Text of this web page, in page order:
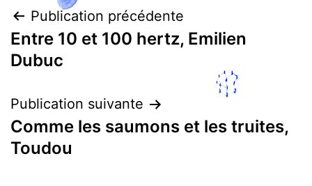
Navigation
de
Publication précédente
Entre 10 et 100 hertz, Emilien
Dubuc
Publication suivante
Comme les saumons et les truites,
Toudou